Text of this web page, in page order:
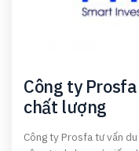
Công ty
chất lượng
Công ty Prosfa tư vấn